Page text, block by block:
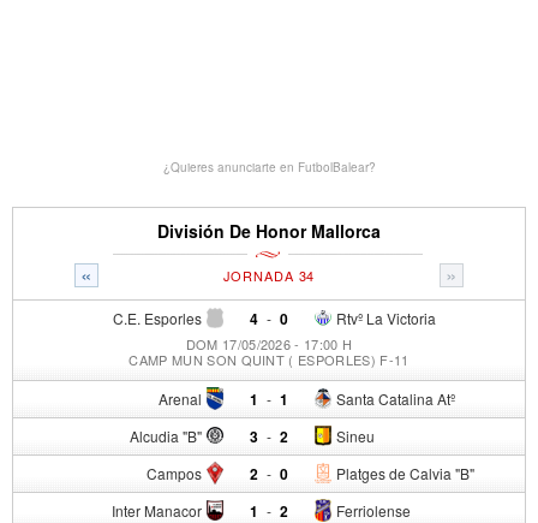
¿Quieres anunciarte en FutbolBalear?
División De Honor Mallorca
« »
JORNADA 34
C.E. Esporles 4 - Rtvº La Victoria
0
DOM 17/05/2026 - 17:00 H
CAMP MUN SON QUINT ( ESPORLES) F-11
Arenal 1 - Santa Catalina Atº
1
Alcudia "B" 3 - Sineu
2
Campos 2 - Platges de Calvia "B"
0
Inter Manacor 1 - Ferriolense
2